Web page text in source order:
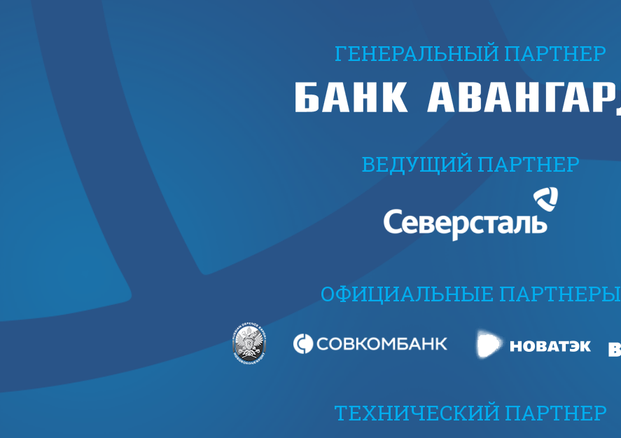
ГЕНЕРАЛЬНЫЙ ПАРТНЕР
ВЕДУЩИЙ ПАРТНЕР
ОФИЦИАЛЬНЫЕ ПАРТНЕРЫ
ТЕХНИЧЕСКИЙ ПАРТНЕР